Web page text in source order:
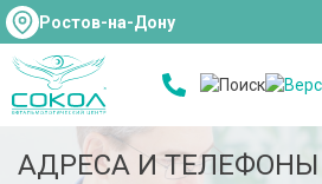
Ростов-на-Дону
АДРЕСА И ТЕЛЕФОНЫ